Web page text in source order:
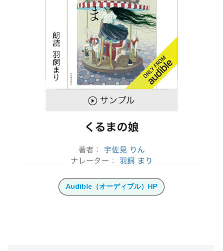
Audible（オーディブル）HP